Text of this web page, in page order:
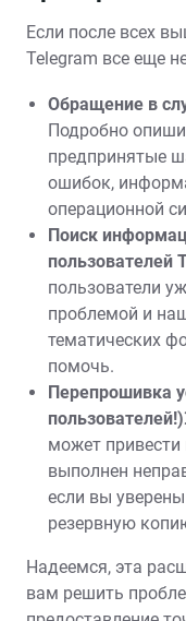
Если после всех
Telegram все еще
Обращение в
Подробно
предпринятые
ошибок,
операционной
Поиск
пользователей
пользователи
проблемой и
тематических
помочь.
Перепрошивка
пользователей!)⁚
может привести
выполнен
если вы
резервную
Надеемся, эта
вам решить